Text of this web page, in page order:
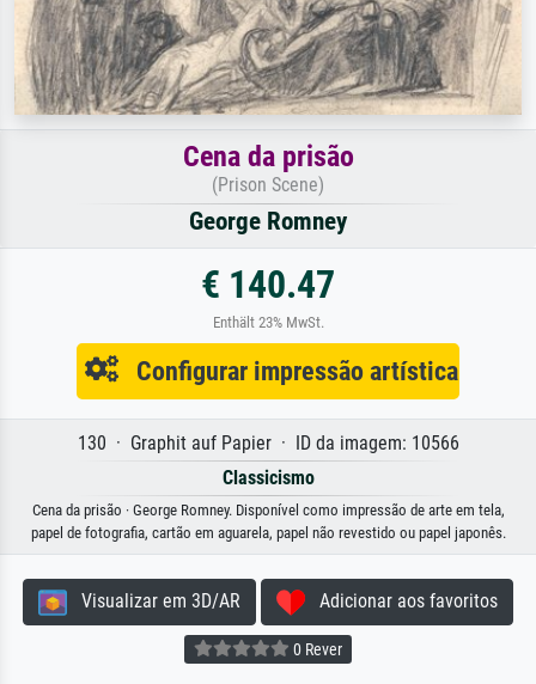
Cena da prisão
(Prison Scene)
George Romney
€ 140.47
Enthält 23% MwSt.
Configurar impressão artística
130 · Graphit auf Papier · ID da imagem: 10566
Classicismo
Cena da prisão · George Romney. Disponível como impressão de arte em tela,
papel de fotografia, cartão em aguarela, papel não revestido ou papel japonês.
Visualizar em 3D/AR Adicionar aos favoritos
0 Rever